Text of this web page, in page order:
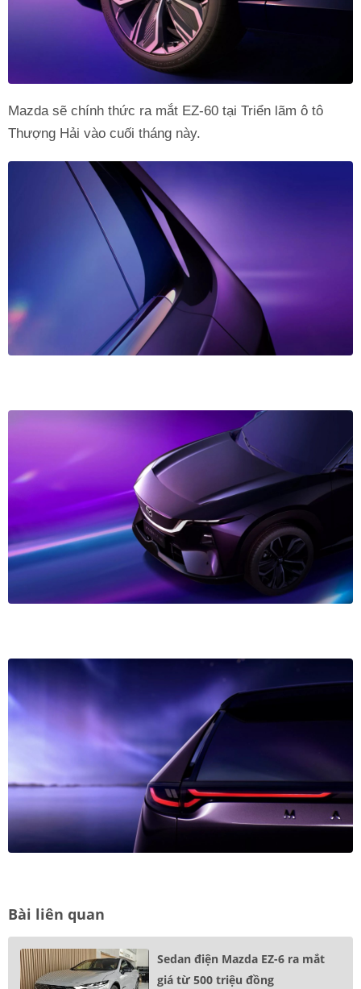
Mazda sẽ chính thức ra mắt EZ-60 tại Triển lãm ô tô
Thượng Hải vào cuối tháng này.
Bài liên quan
Sedan điện Mazda EZ-6 ra mắt
giá từ 500 triệu đồng